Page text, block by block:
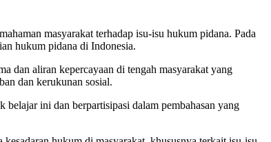
masyarakat terhadap isu-isu hukum pidana. Pada
hukum pidana di Indonesia.
dan aliran kepercayaan di tengah masyarakat yang
dan kerukunan sosial.
belajar ini dan berpartisipasi dalam pembahasan yang